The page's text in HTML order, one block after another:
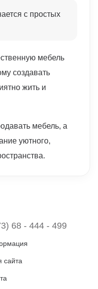
с простых
мебель
создавать
жить и
мебель, а
уютного,
68 - 444 - 499
сайта